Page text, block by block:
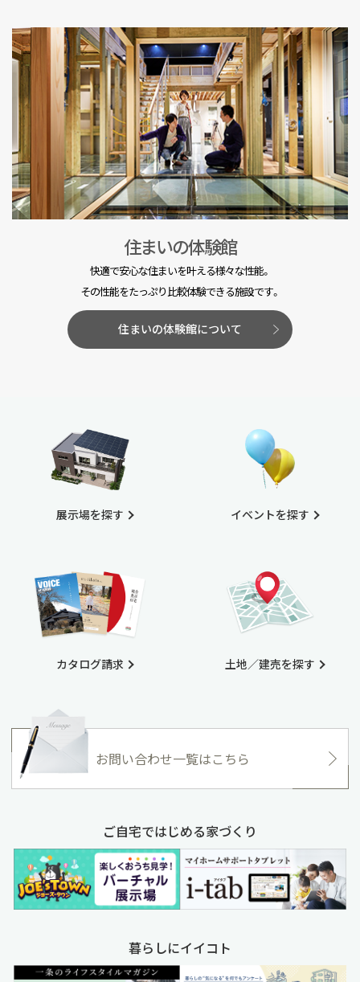
住まいの体験館
快適で安心な住まいを叶える様々な性能。
その性能をたっぷり比較体験できる施設です。
住まいの体験館について
展示場を探す
カタログ請求
イベントを探す
土地／建売を探す
お問い合わせ一覧はこちら
ご自宅ではじめる家づくり
暮らしにイイコト